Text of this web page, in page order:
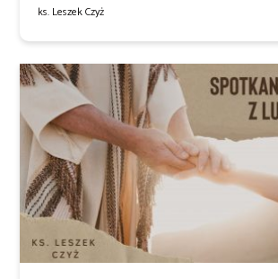
ks. Leszek Czyż